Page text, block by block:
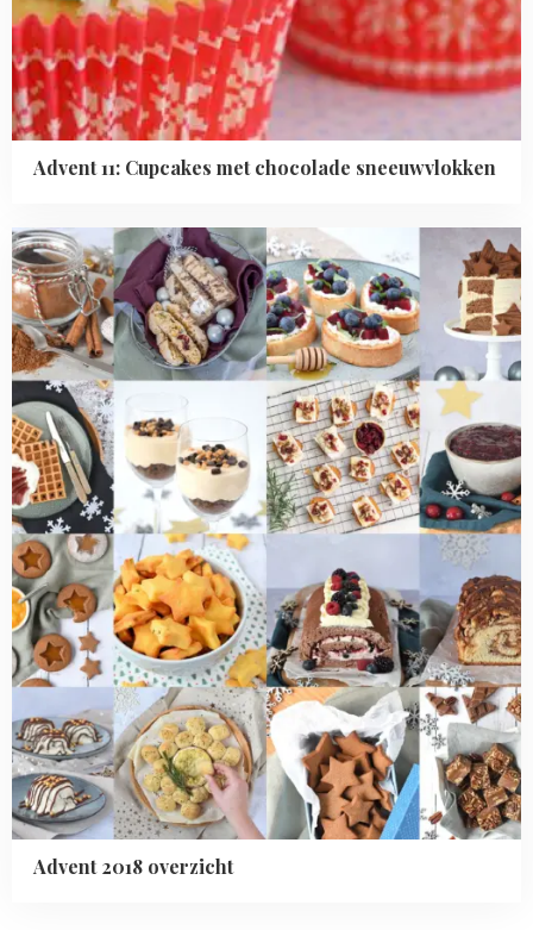
Advent 11: Cupcakes met chocolade sneeuwvlokken
Advent 2018 overzicht
Read
more
about
Advent
2018
overzicht